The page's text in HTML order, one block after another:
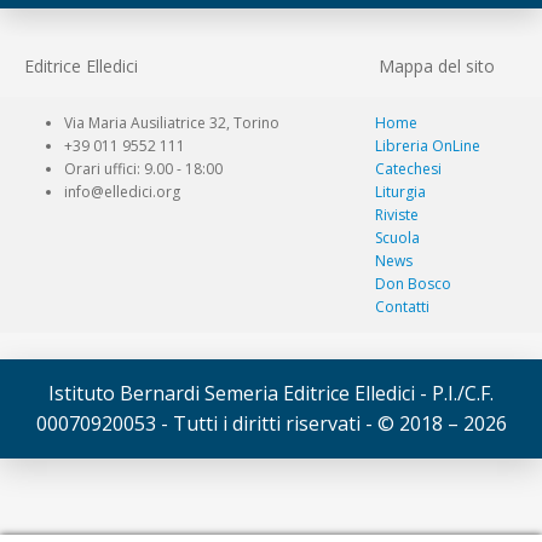
Editrice Elledici Mappa del sito
Via Maria Ausiliatrice 32, Torino
+39 011 9552 111
Orari uffici: 9.00 - 18:00
info@elledici.org
Home
Libreria OnLine
Catechesi
Liturgia
Riviste
Scuola
News
Don Bosco
Contatti
Istituto Bernardi Semeria Editrice Elledici - P.I./C.F.
00070920053 - Tutti i diritti riservati - © 2018 – 2026